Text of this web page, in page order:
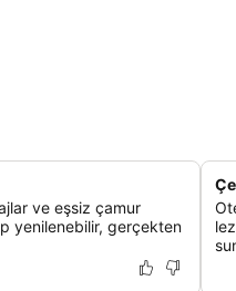
ve eşsiz çamur
yenilenebilir, gerçekten